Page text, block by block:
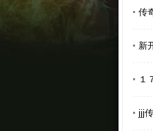
传
新
１
jjj